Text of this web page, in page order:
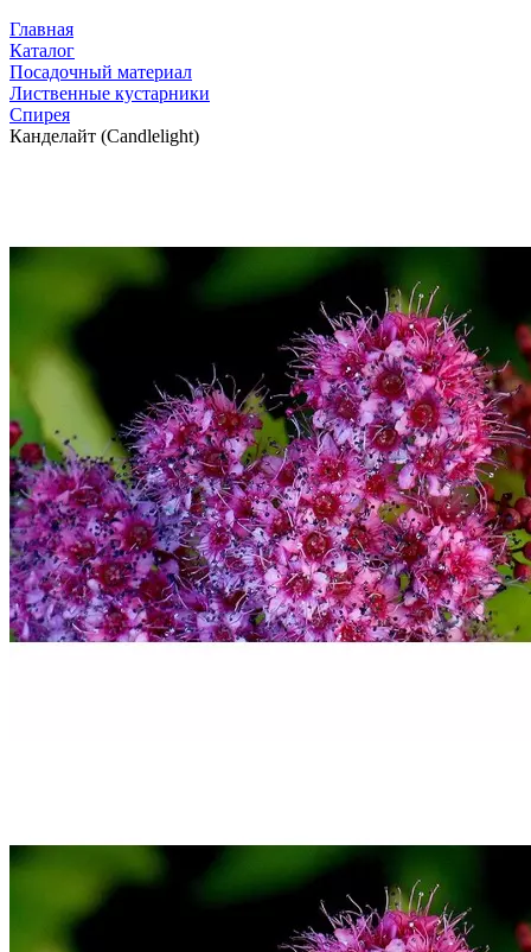
Главная
Каталог
Посадочный материал
Лиственные кустарники
Спирея
Канделайт (Candlelight)